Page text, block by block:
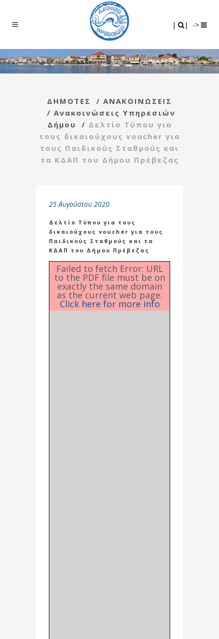
| | ->
ΔΗΜΟΤΕΣ / ΑΝΑΚΟΙΝΩΣΕΙΣ
/ Ανακοινώσεις Υπηρεσιών
Δήμου
/ Δελτίο Τύπου για
τους δικαιούχους voucher για
τους Παιδικούς Σταθμούς και
τα ΚΔΑΠ του Δήμου Πρέβεζας
25 Αυγούστου 2020
Δελτίο Τύπου για τους
δικαιούχους voucher για τους
Παιδικούς Σταθμούς και τα
ΚΔΑΠ του Δήμου Πρέβεζας
Failed to fetch Error: URL
to the PDF file must be on
exactly the same domain
as the current web page.
Click here for more info